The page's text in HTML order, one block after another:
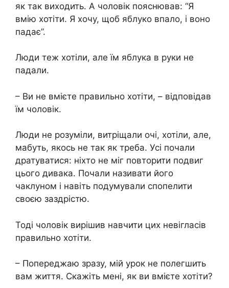
як так виходить. А чоловік пояснював: “Я
вмію хотіти. Я хочу, щоб яблуко впало, і воно
падає”.
Люди теж хотіли, але їм яблука в руки не
падали.
– Ви не вмієте правильно хотіти, – відповідав
їм чоловік.
Люди не розуміли, витріщали очі, хотіли, але,
мабуть, якось не так як треба. Усі почали
дратуватися: ніхто не міг повторити подвиг
цього дивака. Почали називати його
чаклуном і навіть подумували спопелити
своєю заздрістю.
Тоді чоловік вирішив навчити цих невігласів
правильно хотіти.
– Попереджаю зразу, мій урок не полегшить
вам життя. Скажіть мені, як ви вмієте хотіти?